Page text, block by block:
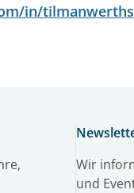
in/
Wir
und